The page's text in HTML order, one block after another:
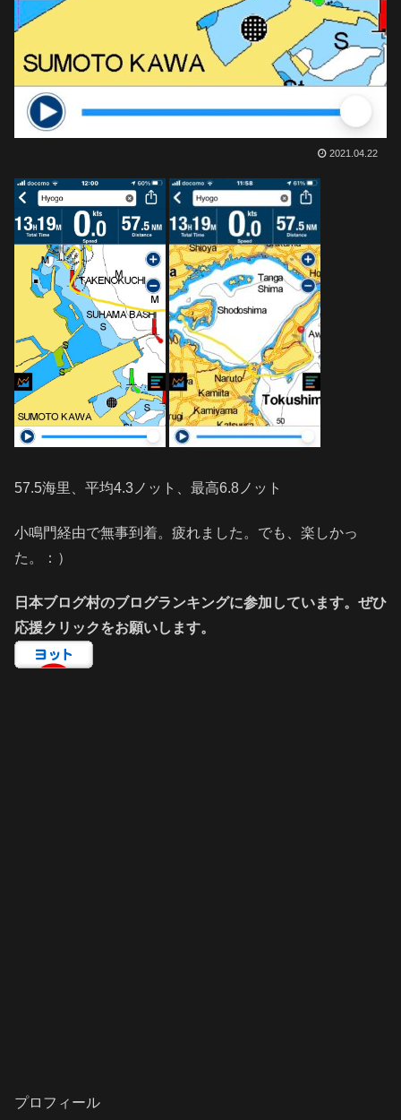
2021.04.22
57.5海里、平均4.3ノット、最高6.8ノット
小鳴門経由で無事到着。疲れました。でも、楽しかっ
た。：）
日本ブログ村のブログランキングに参加しています。ぜひ
応援クリックをお願いします。
プロフィール